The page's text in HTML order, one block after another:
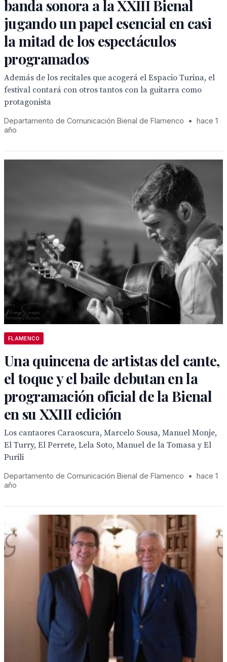
banda sonora a la XXIII Bienal
jugando un papel esencial en casi
la mitad de los espectáculos
programados
Además de los recitales que acogerá el Espacio Turina, el
festival contará con otros tantos con la guitarra como
protagonista
Departamento de Comunicación Bienal de Flamenco • hace 1
año
FLAMENCO
Una quincena de artistas del cante,
el toque y el baile debutan en la
programación oficial de la Bienal
en su XXIII edición
Los cantaores Caraoscura, Marcelo Sousa, Manuel Monje,
El Turry, El Perrete, Lela Soto, Manuel de la Tomasa y El
Purili
Departamento de Comunicación Bienal de Flamenco • hace 1
año